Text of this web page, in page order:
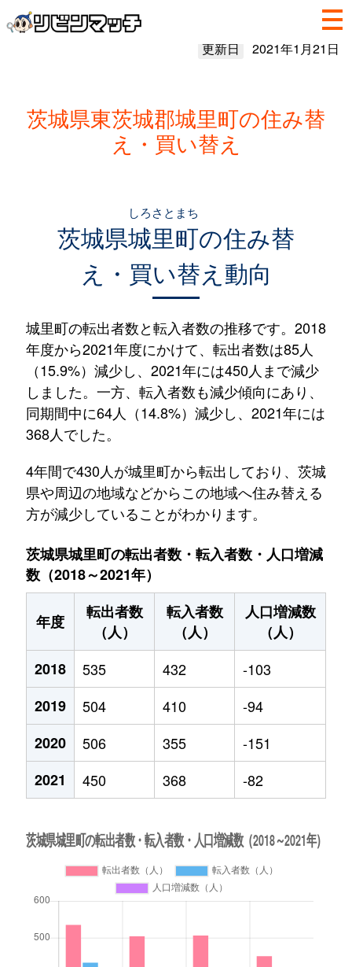
更新日 2021年1月21日
茨城県東茨城郡城里町の住み替
え・買い替え
茨城県城里町
しろさとまち
の住み替
え・買い替え動向
城里町の転出者数と転入者数の推移です。2018
年度から2021年度にかけて、転出者数は85人
（15.9%）減少し、2021年には450人まで減少
しました。一方、転入者数も減少傾向にあり、
同期間中に64人（14.8%）減少し、2021年には
368人でした。
4年間で430人が城里町から転出しており、茨城
県や周辺の地域などからこの地域へ住み替える
方が減少していることがわかります。
茨城県城里町の転出者数・転入者数・人口増減
数（2018～2021年）
年度
転出者数
（人）
転入者数
（人）
人口増減数
（人）
2018
535 432
-103
2019
504 410
-94
2020
506 355
-151
2021
450 368 -82